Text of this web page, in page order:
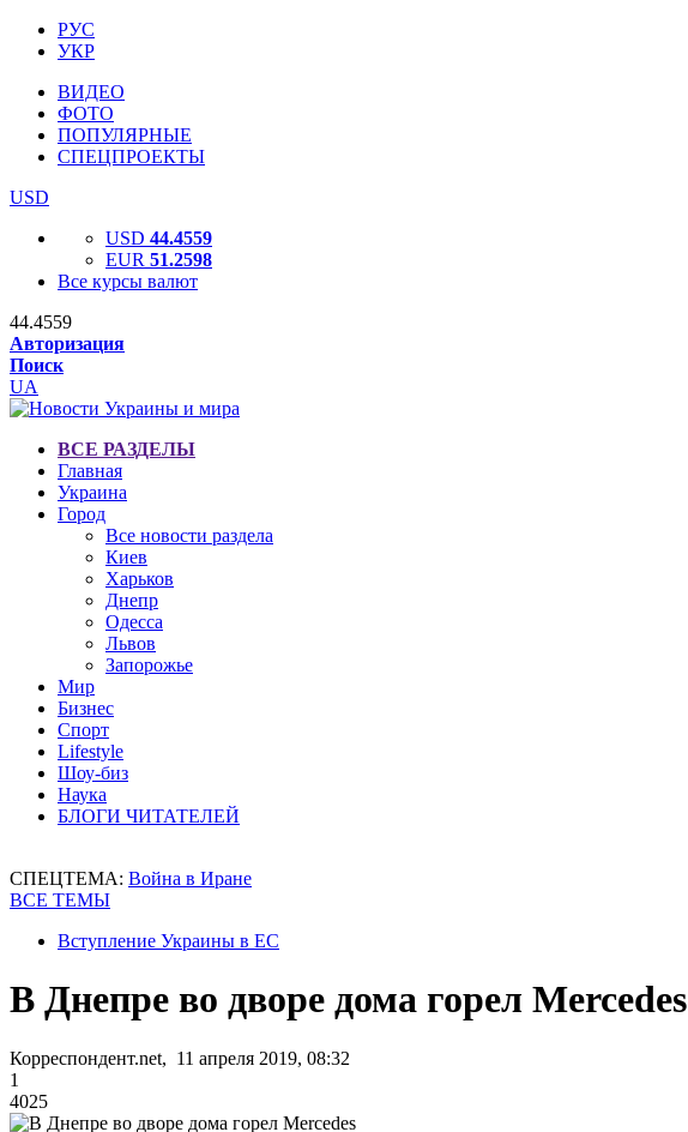
РУС
УКР
ВИДЕО
ФОТО
ПОПУЛЯРНЫЕ
СПЕЦПРОЕКТЫ
USD
USD 44.4559
EUR 51.2598
Все курсы валют
44.4559
Авторизация
Поиск
UA
ВСЕ РАЗДЕЛЫ
Главная
Украина
Город
Все новости раздела
Киев
Харьков
Днепр
Одесса
Львов
Запорожье
Мир
Бизнес
Спорт
Lifestyle
Шоу-биз
Наука
БЛОГИ ЧИТАТЕЛЕЙ
СПЕЦТЕМА: Война в Иране
ВСЕ ТЕМЫ
Вступление Украины в ЕС
В Днепре во дворе дома горел Mercedes
Корреспондент.net, 11 апреля 2019, 08:32
1
4025